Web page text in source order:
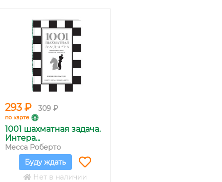
293 ₽ 309 ₽
по карте
1001 шахматная задача.
Интера...
Месса Роберто
Буду ждать
Нет в наличии